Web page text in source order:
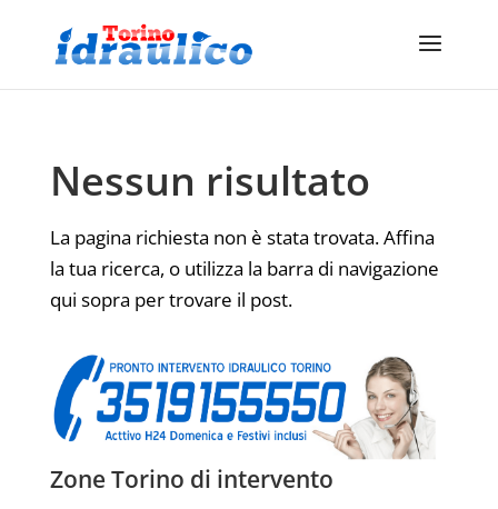
Nessun risultato
La pagina richiesta non è stata trovata. Affina
la tua ricerca, o utilizza la barra di navigazione
qui sopra per trovare il post.
Zone Torino di intervento